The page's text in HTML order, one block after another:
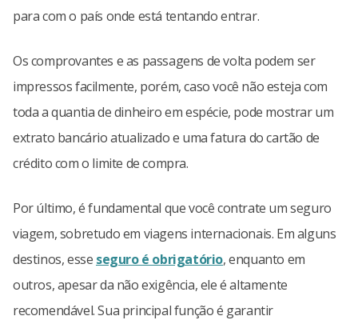
para com o país onde está tentando entrar.
Os comprovantes e as passagens de volta podem ser
impressos facilmente, porém, caso você não esteja com
toda a quantia de dinheiro em espécie, pode mostrar um
extrato bancário atualizado e uma fatura do cartão de
crédito com o limite de compra.
Por último, é fundamental que você contrate um seguro
viagem, sobretudo em viagens internacionais. Em alguns
destinos, esse seguro é obrigatório, enquanto em
outros, apesar da não exigência, ele é altamente
recomendável. Sua principal função é garantir